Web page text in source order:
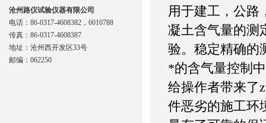
用于建工，公路
凝土含气量的测
验。稳定精确的
*的含气量控制
给操作者带来了
件恶劣的施工环
沧州路仪试验仪器有限公司
电话：86-0317-4608382，6010788
传真：86-0317-4608387
地址：沧州西开发区33号
邮编：062250